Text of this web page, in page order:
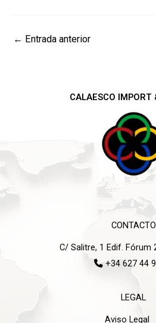
← Entrada anterior
CALAESCO IMPORT
CONTACTO
C/ Salitre, 1 Edif. Fórum
+34 627 44
LEGAL
Aviso Legal